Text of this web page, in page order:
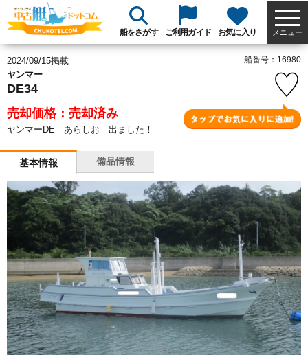
船をさがす ご利用ガイド お気に入り メニュー
2024/09/15掲載
ヤンマー
DE34
売却価格：売却済み
ヤンマーDE あらしお 出ました！
船番号：16980
基本情報 備品情報